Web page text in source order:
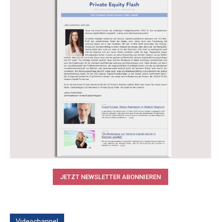
JETZT NEWSLETTER ABONNIEREN